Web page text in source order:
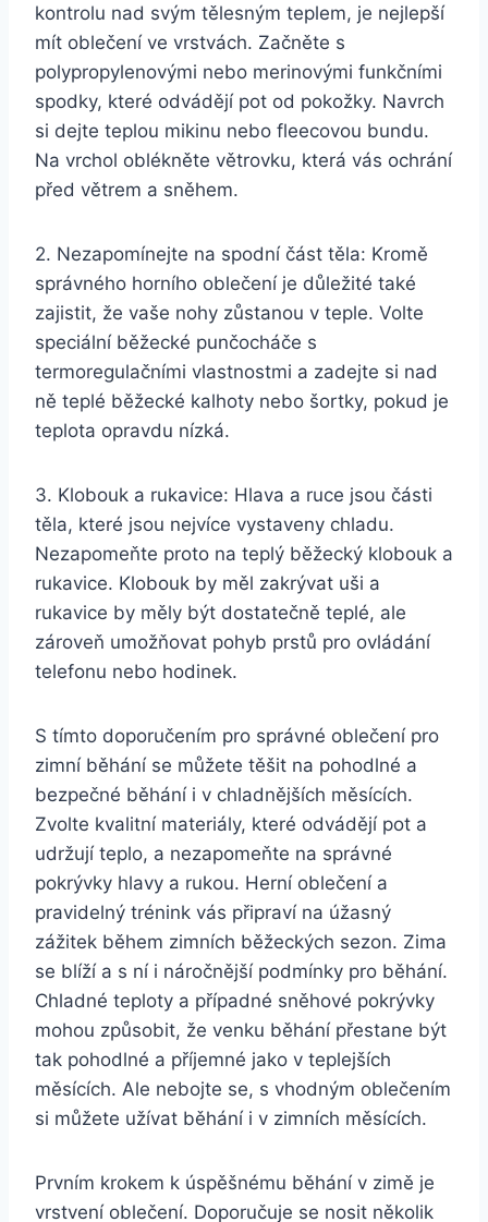
kontrolu nad svým tělesným teplem, je nejlepší
mít oblečení ve vrstvách. Začněte s
polypropylenovými nebo merinovými funkčními
spodky, které odvádějí pot od pokožky. Navrch
si dejte teplou mikinu nebo fleecovou bundu.
Na vrchol oblékněte větrovku, která vás ochrání
před větrem a sněhem.
2. Nezapomínejte na spodní část těla: Kromě
správného horního oblečení je důležité také
zajistit, že vaše nohy zůstanou v teple. Volte
speciální běžecké punčocháče s
termoregulačními vlastnostmi a zadejte si nad
ně teplé běžecké kalhoty nebo šortky, pokud je
teplota opravdu nízká.
3. Klobouk a rukavice: Hlava a ruce jsou části
těla, které jsou nejvíce vystaveny chladu.
Nezapomeňte proto na teplý běžecký klobouk a
rukavice. Klobouk by měl zakrývat uši a
rukavice by měly být dostatečně teplé, ale
zároveň umožňovat pohyb prstů pro ovládání
telefonu nebo hodinek.
S tímto doporučením pro správné oblečení pro
zimní běhání se můžete těšit na pohodlné a
bezpečné běhání i v chladnějších měsících.
Zvolte kvalitní materiály, které odvádějí pot a
udržují teplo, a nezapomeňte na správné
pokrývky hlavy a rukou. Herní oblečení a
pravidelný trénink vás připraví na úžasný
zážitek během zimních běžeckých sezon. Zima
se blíží a s ní i náročnější podmínky pro běhání.
Chladné teploty a případné sněhové pokrývky
mohou způsobit, že venku běhání přestane být
tak pohodlné a příjemné jako v teplejších
měsících. Ale nebojte se, s vhodným oblečením
si můžete užívat běhání i v zimních měsících.
Prvním krokem k úspěšnému běhání v zimě je
vrstvení oblečení. Doporučuje se nosit několik